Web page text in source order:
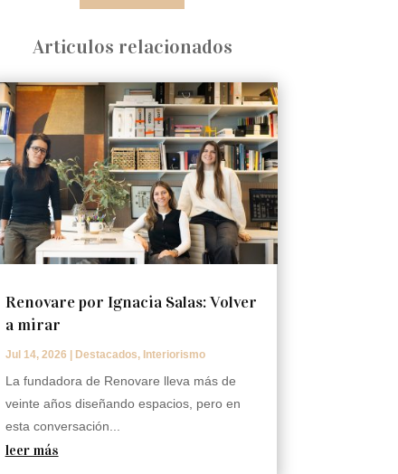
Articulos relacionados
Renovare por Ignacia Salas: Volver
a mirar
Jul 14, 2026 Destacados, Interiorismo
La fundadora de Renovare lleva más de
veinte años diseñando espacios, pero en
esta conversación...
leer más